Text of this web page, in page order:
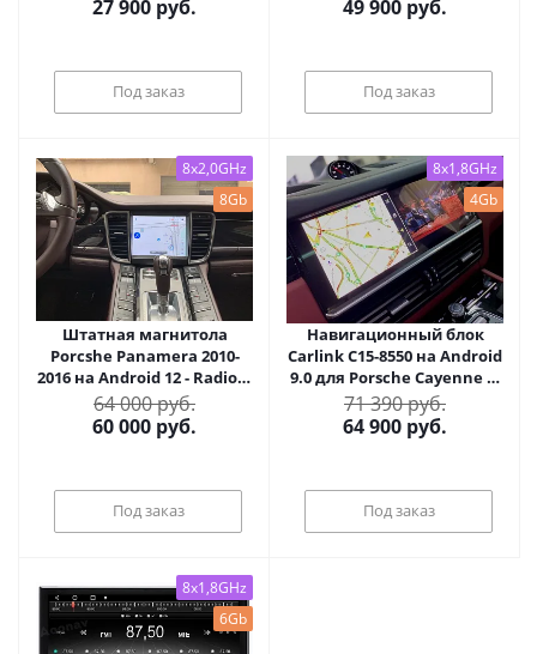
27 900 руб.
Под заказ
на Android 8.1
49 900 руб.
Под заказ
8x2,0GHz
8Gb
Штатная магнитола
Porcshe Panamera 2010-
2016 на Android 12 - Radiola
RDL-Panamera
64 000 руб.
60 000 руб.
Под заказ
8x1,8GHz
4Gb
Навигационный блок
Carlink C15-8550 на Android
9.0 для Porsche Cayenne III
2017+, Macan II, Panamera
II
71 390 руб.
64 900 руб.
Под заказ
8x1,8GHz
6Gb